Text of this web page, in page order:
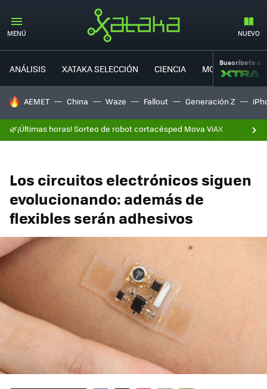
MENÚ NUEVO
ANÁLISIS XATAKA SELECCIÓN CIENCIA MOVILIDAD
Suscríbete a
HOY SE HABLA DE
AEMET China Waze Fallout Generación Z
🌿¡Últimas horas! Sorteo de robot cortacésped Mova ViAX
Los circuitos electrónicos siguen
evolucionando: además de
flexibles serán adhesivos